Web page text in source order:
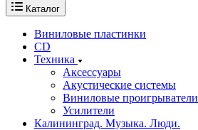
Каталог
Виниловые пластинки
CD
Техника
Аксессуары
Акустические системы
Виниловые проигрыватели
Усилители
Калининград. Музыка. Люди.